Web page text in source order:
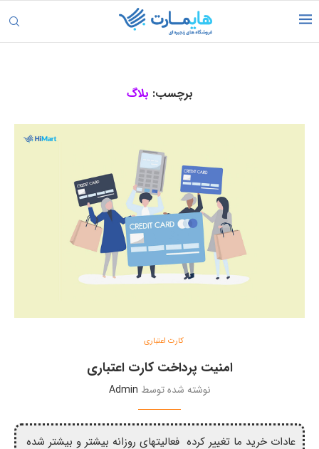
برچسب: بلاگ
کارت اعتباری
امنیت پرداخت کارت اعتباری
نوشته شده توسط Admin
عادات خرید ما تغییر کرده فعالیتهای روزانه بیشتر و بیشتر شده